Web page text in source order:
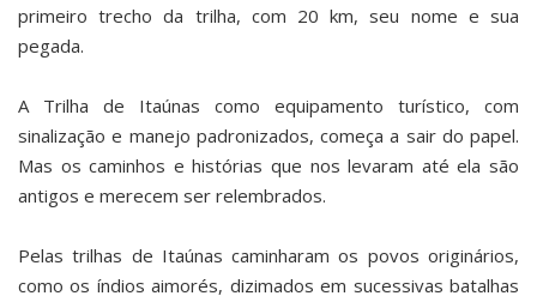
primeiro trecho da trilha, com 20 km, seu nome e sua
pegada.
A Trilha de Itaúnas como equipamento turístico, com
sinalização e manejo padronizados, começa a sair do papel.
Mas os caminhos e histórias que nos levaram até ela são
antigos e merecem ser relembrados.
Pelas trilhas de Itaúnas caminharam os povos originários,
como os índios aimorés, dizimados em sucessivas batalhas